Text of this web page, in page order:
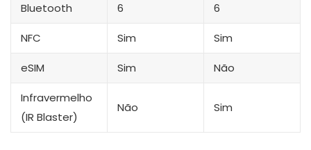
Bluetooth 6 6
NFC Sim Sim
eSIM Sim Não
Infravermelho
(IR Blaster)
Não Sim